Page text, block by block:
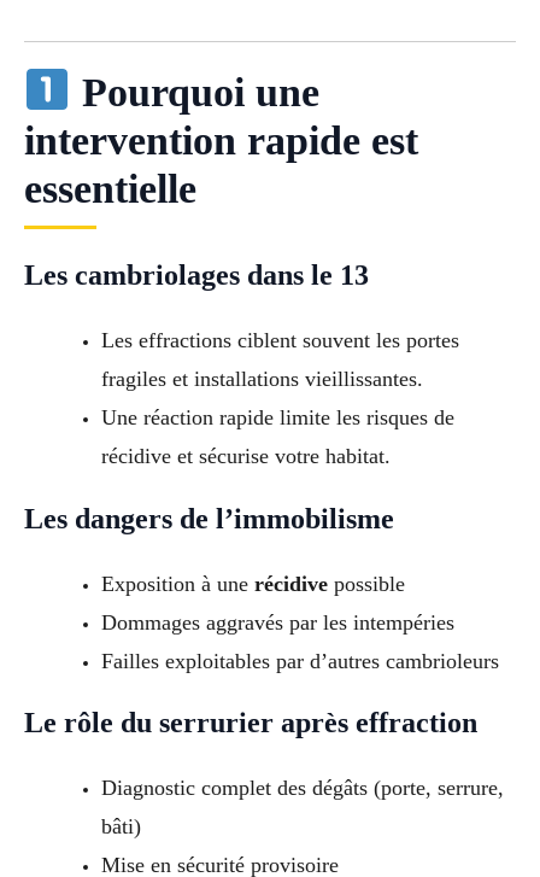
Pourquoi une
intervention rapide est
essentielle
Les cambriolages dans le 13
Les effractions ciblent souvent les portes
fragiles et installations vieillissantes.
Une réaction rapide limite les risques de
récidive et sécurise votre habitat.
Les dangers de l’immobilisme
Exposition à une récidivepossible
Dommages aggravés par les intempéries
Failles exploitables par d’autres cambrioleurs
Le rôle du serrurier après effraction
Diagnostic complet des dégâts (porte, serrure,
bâti)
Mise en sécurité provisoire